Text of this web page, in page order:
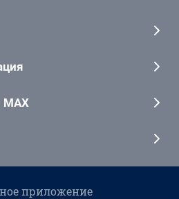
MAX
приложение